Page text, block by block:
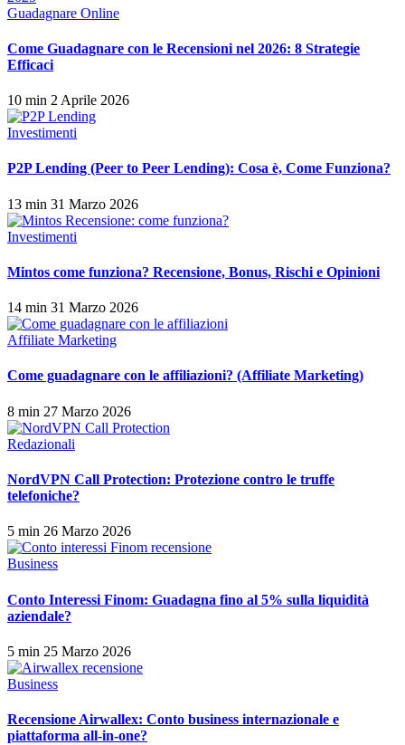
Guadagnare Online
Come Guadagnare con le Recensioni nel 2026: 8 Strategie
Efficaci
10 min 2 Aprile 2026
Investimenti
P2P Lending (Peer to Peer Lending): Cosa è, Come Funziona?
13 min 31 Marzo 2026
Investimenti
Mintos come funziona? Recensione, Bonus, Rischi e Opinioni
14 min 31 Marzo 2026
Affiliate Marketing
Come guadagnare con le affiliazioni? (Affiliate Marketing)
8 min 27 Marzo 2026
Redazionali
NordVPN Call Protection: Protezione contro le truffe
telefoniche?
5 min 26 Marzo 2026
Business
Conto Interessi Finom: Guadagna fino al 5% sulla liquidità
aziendale?
5 min 25 Marzo 2026
Business
Recensione Airwallex: Conto business internazionale e
piattaforma all-in-one?